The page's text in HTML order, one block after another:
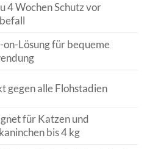
4 Wochen Schutz vor
on-Lösung für bequeme
gegen alle Flohstadien
für Katzen und
bis 4 kg